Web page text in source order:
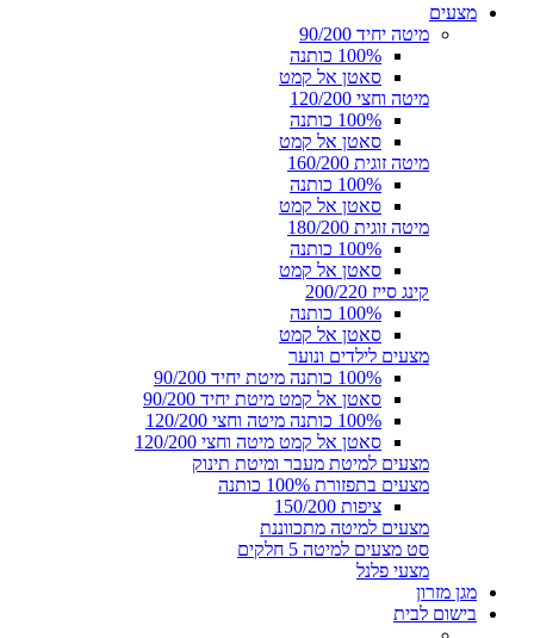
מצעים
מיטה יחיד 90/200
100% כותנה
סאטן אל קמט
מיטה וחצי 120/200
100% כותנה
סאטן אל קמט
מיטה זוגית 160/200
100% כותנה
סאטן אל קמט
מיטה זוגית 180/200
100% כותנה
סאטן אל קמט
קינג סייז 200/220
100% כותנה
סאטן אל קמט
מצעים לילדים ונוער
100% כותנה מיטת יחיד 90/200
סאטן אל קמט מיטת יחיד 90/200
100% כותנה מיטה וחצי 120/200
סאטן אל קמט מיטה וחצי 120/200
מצעים למיטת מעבר ומיטת תינוק
מצעים בתפזורת 100% כותנה
ציפות 150/200
מצעים למיטה מתכווננת
סט מצעים למיטה 5 חלקים
מצעי פלנל
מגן מזרון
בישום לבית